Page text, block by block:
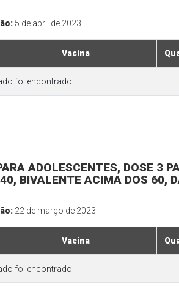
5 de abril de 2023
Vacina
foi encontrado.
ADOLESCENTES, DOSE 3
BIVALENTE ACIMA DOS 60,
22 de março de 2023
Vacina
foi encontrado.